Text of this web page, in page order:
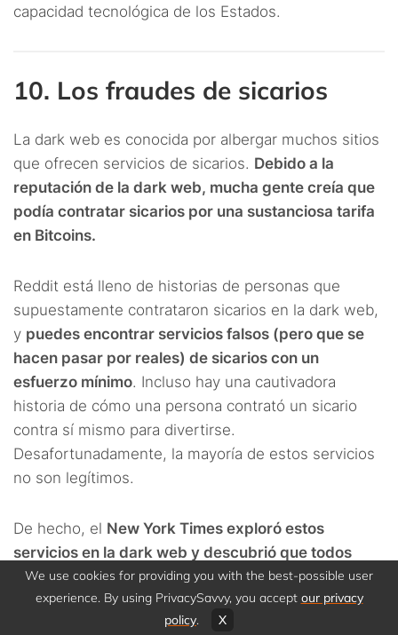
capacidad tecnológica de los Estados.
10. Los fraudes de sicarios
La dark web es conocida por albergar muchos sitios
que ofrecen servicios de sicarios. Debido a la
reputación de la dark web, mucha gente creía que
podía contratar sicarios por una sustanciosa tarifa
en Bitcoins.
Reddit está lleno de historias de personas que
supuestamente contrataron sicarios en la dark web,
y puedes encontrar servicios falsos (pero que se
hacen pasar por reales) de sicarios con un
esfuerzo mínimo. Incluso hay una cautivadora
historia de cómo una persona contrató un sicario
contra sí mismo para divertirse.
Desafortunadamente, la mayoría de estos servicios
no son legítimos.
De hecho, el New York Times exploró estos
servicios en la dark web y descubrió que todos
eran estafas. Los defraudadores toman el dinero y
desaparecen.
We use cookies for providing you with the best-possible user
experience. By using PrivacySavvy, you accept our privacy
policy. X